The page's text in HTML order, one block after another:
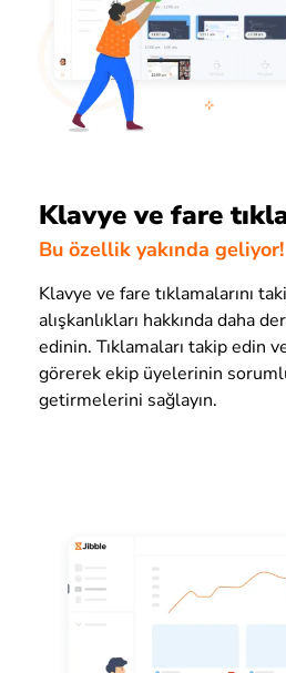
Klavye ve fare
Bu özellik yakında geliyor!
Klavye ve fare tıklamalarını
alışkanlıkları hakkında daha
edinin. Tıklamaları takip edin
görerek ekip üyelerinin
getirmelerini sağlayın.